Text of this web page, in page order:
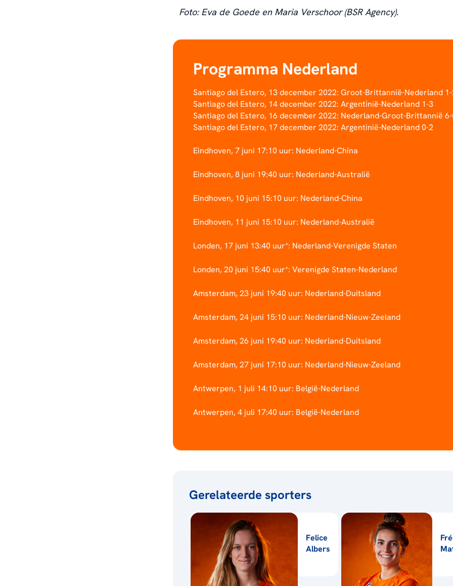
Foto: Eva de Goede en Maria Verschoor (BSR Agency).
Programma Nederland
Santiago del Estero, 13 december 2022: Groot-Brittannië-Nederland
Santiago del Estero, 14 december 2022: Argentinië-Nederland 1-3
Santiago del Estero, 16 december 2022: Nederland-Groot-Brittannië
Santiago del Estero, 17 december 2022: Argentinië-Nederland 0-2
Eindhoven, 7 juni 17:10 uur: Nederland-China
Eindhoven, 8 juni 19:40 uur: Nederland-Australië
Eindhoven, 10 juni 15:10 uur: Nederland-China
Eindhoven, 11 juni 15:10 uur: Nederland-Australië
Londen, 17 juni 13:40 uur*: Nederland-Verenigde Staten
Londen, 20 juni 15:40 uur*: Verenigde Staten-Nederland
Amsterdam, 23 juni 19:40 uur: Nederland-Duitsland
Amsterdam, 24 juni 15:10 uur: Nederland-Nieuw-Zeeland
Amsterdam, 26 juni 19:40 uur: Nederland-Duitsland
Amsterdam, 27 juni 17:10 uur: Nederland-Nieuw-Zeeland
Antwerpen, 1 juli 14:10 uur: België-Nederland
Antwerpen, 4 juli 17:40 uur: België-Nederland
Gerelateerde sporters
Felice
Albers